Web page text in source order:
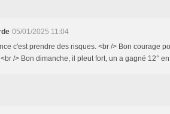
05/01/2025 11:04
c'est prendre des risques. <br /> Bon courage
/> Bon dimanche, il pleut fort, un a gagné 12°